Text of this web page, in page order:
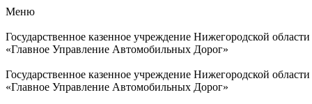
Меню
Государственное казенное учреждение Нижегородской области
«Главное Управление Автомобильных Дорог»
Государственное казенное учреждение Нижегородской области
«Главное Управление Автомобильных Дорог»